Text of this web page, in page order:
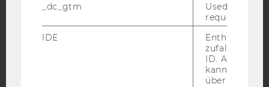
COOKIE EINSTELLUNGEN
Barrierefreiheitserklärung
_dc_gtm
Used to
request rate.
IDE
Enthält eine
ID. Anhand
kann Google
über